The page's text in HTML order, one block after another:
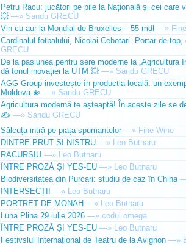
Petru Racu: jucători pe pile la Națională și cei care
💥 —» Sandu GRECU
Vin cu aur la Mondial de Bruxelles – 55 mdl —»
Cardinalul fotbalului, Nicolai Cebotari. Portar de
GRECU
De la pasiunea pentru sere moderne la
dă tonul inovației la UTM 💥 —» Sandu GRECU
AGG Group investește în producția locală: un
Moldova 💫 —» Sandu GRECU
Agricultura modernă te așteaptă! În aceste zile se
✍️ —» Sandu GRECU
Sălcuța intră pe piața spumantelor —» Fine Wine
DINTRE PRUT ȘI NISTRU —» Leo Butnaru
RACURSIU —» Leo Butnaru
ÎNTRE PROZĂ ȘI YES-EU —» Leo Butnaru
Biodiversitatea din Purcari: studiu de caz în China
INTERSECȚII —» Leo Butnaru
PORTRET DE MONAH —» Leo Butnaru
Luna Plina 29 iulie 2026 —» codul omega
ÎNTRE PROZĂ ȘI YES-EU —» Leo Butnaru
Festivslul Internațional de Teatru de la Avignon —»